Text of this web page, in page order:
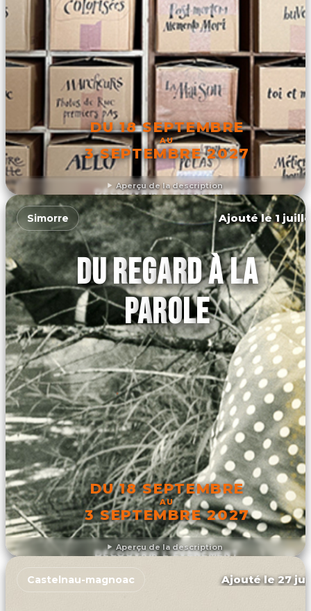
Aperçu de la description
DU 18 SEPTEMBRE
AU
3 SEPTEMBRE 2027
DÉCOUVRIR L'ÉVÉNEMENT
Aperçu de la description
Simorre Ajouté le 1
DU REGARD À LA
PAROLE
DU 18 SEPTEMBRE
AU
3 SEPTEMBRE 2027
DÉCOUVRIR L'ÉVÉNEMENT
Castelnau-magnoac Ajouté le 27